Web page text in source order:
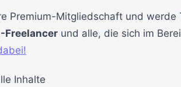
Premium-Mitgliedschaft und
Freelancer und alle, die sich im
Inhalte